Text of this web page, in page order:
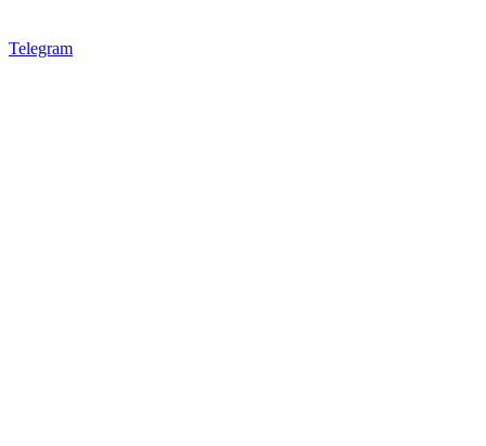
Telegram